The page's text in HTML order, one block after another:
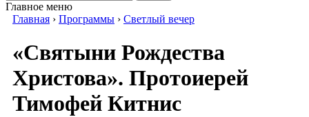
Главное меню
Главная › Программы › Светлый вечер
«Святыни Рождества
Христова». Протоиерей
Тимофей Китнис